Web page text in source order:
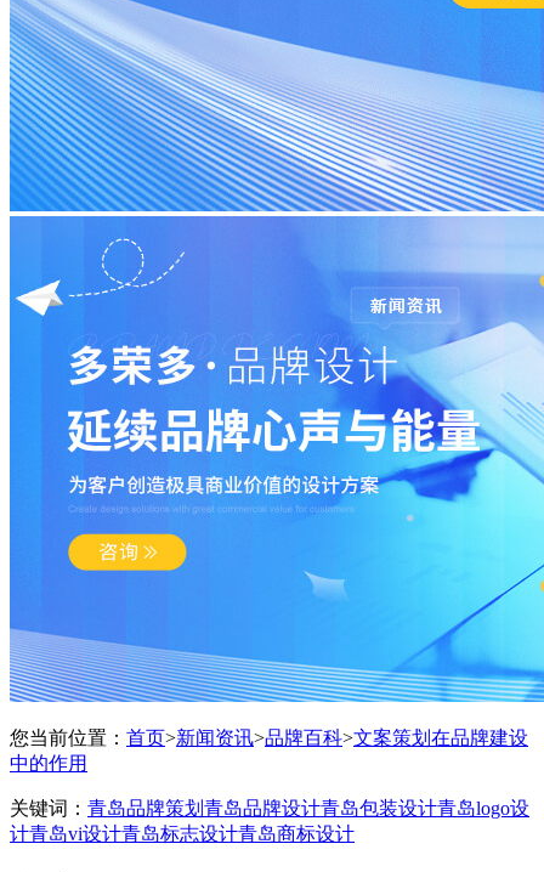
您当前位置： 首页>新闻资讯>品牌百科>文案策划在品牌建设
中的作用
关键词： 青岛品牌策划 青岛品牌设计青岛包装设计青岛logo设
计青岛vi设计青岛标志设计青岛商标设计